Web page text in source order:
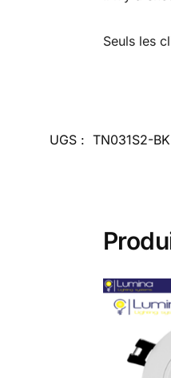
Seuls les
UGS : TN031S2-BK